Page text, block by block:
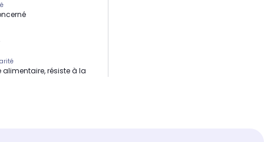
alimentaire, résiste à la